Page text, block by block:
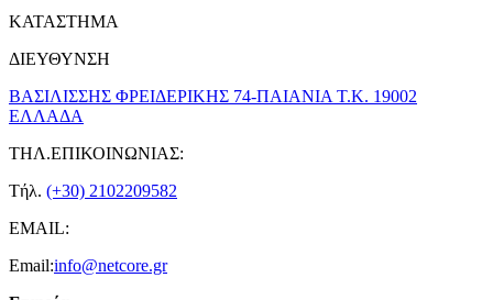
ΚΑΤΑΣΤΗΜΑ
ΔΙΕΥΘΥΝΣΗ
ΒΑΣΙΛΙΣΣΗΣ ΦΡΕΙΔΕΡΙΚΗΣ 74-ΠΑΙΑΝΙΑ Τ.Κ. 19002
ΕΛΛΑΔΑ
ΤΗΛ.ΕΠΙΚΟΙΝΩΝΙΑΣ:
Τήλ. (+30) 2102209582
EMAIL:
Email:info@netcore.gr